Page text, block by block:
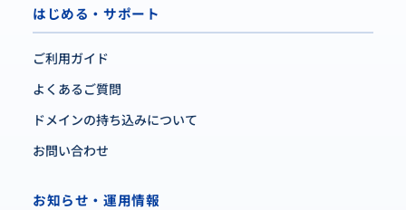
はじめる・サポート
ご利用ガイド
よくあるご質問
ドメインの持ち込みについて
お問い合わせ
お知らせ・運用情報